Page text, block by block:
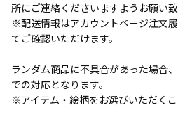
所にご連絡くださいますようお願い致
※配送情報はアカウントページ注文
てご確認いただけます。
ランダム商品に不具合があった場合
での対応となります。
※アイテム・絵柄をお選びいただくこ